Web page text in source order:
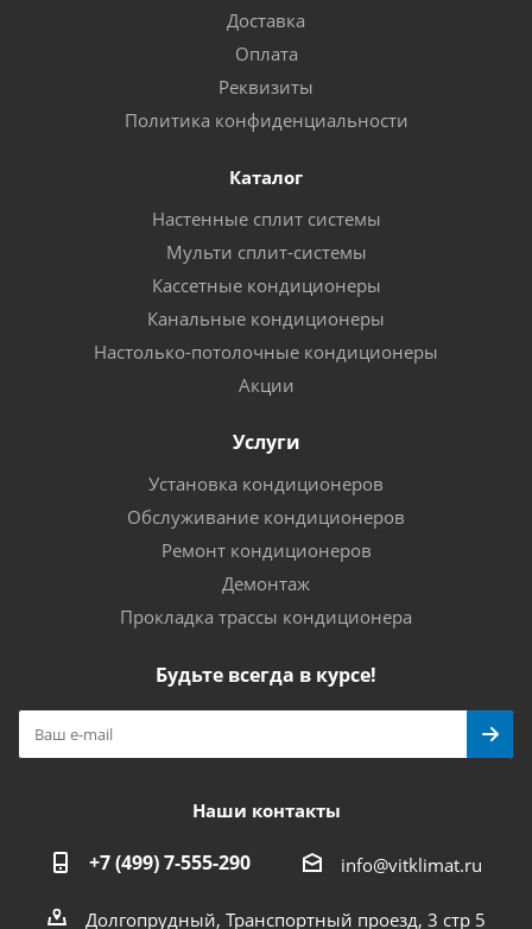
Доставка
Оплата
Реквизиты
Политика конфиденциальности
Каталог
Настенные сплит системы
Мульти сплит-системы
Кассетные кондиционеры
Канальные кондиционеры
Настолько-потолочные кондиционеры
Акции
Услуги
Установка кондиционеров
Обслуживание кондиционеров
Ремонт кондиционеров
Демонтаж
Прокладка трассы кондиционера
Будьте всегда в курсе!
Наши контакты
+7 (499) 7-555-290 info@vitklimat.ru
Долгопрудный, Транспортный проезд, 3 стр 5